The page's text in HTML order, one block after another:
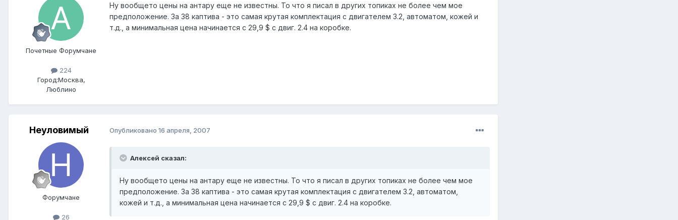
Почетные Форумчане
224
Город:Москва,
Люблино
Ну вообщето цены на антару еще не известны. То что я писал в других топиках не более чем мое
предположение. За 38 каптива - это самая крутая комплектация с двигателем 3.2, автоматом, кожей и
т.д., а минимальная цена начинается с 29,9 $ с двиг. 2.4 на коробке.
Неуловимый
Форумчане
26
Опубликовано 16 апреля, 2007
Алексей сказал:
Ну вообщето цены на антару еще не известны. То что я писал в других топиках не более чем мое
предположение. За 38 каптива - это самая крутая комплектация с двигателем 3.2, автоматом,
кожей и т.д., а минимальная цена начинается с 29,9 $ с двиг. 2.4 на коробке.